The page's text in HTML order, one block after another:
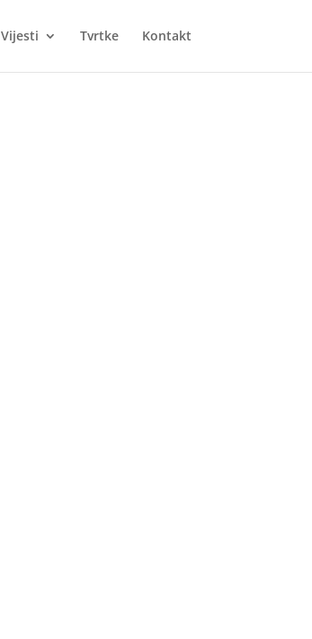
Vijesti Tvrtke Kontakt